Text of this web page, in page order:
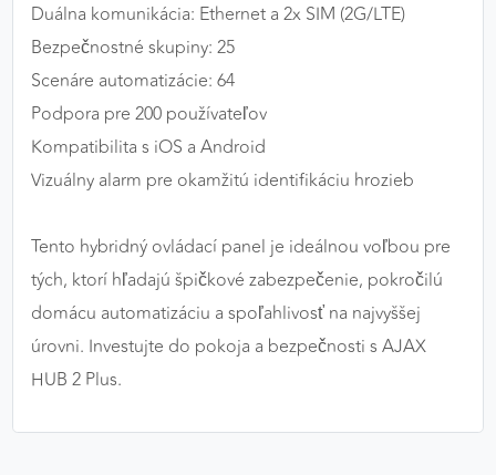
Duálna komunikácia: Ethernet a 2x SIM (2G/LTE)
Bezpečnostné skupiny: 25
Scenáre automatizácie: 64
Podpora pre 200 používateľov
Kompatibilita s iOS a Android
Vizuálny alarm pre okamžitú identifikáciu hrozieb
Tento hybridný ovládací panel je ideálnou voľbou pre
tých, ktorí hľadajú špičkové zabezpečenie, pokročilú
domácu automatizáciu a spoľahlivosť na najvyššej
úrovni. Investujte do pokoja a bezpečnosti s AJAX
HUB 2 Plus.